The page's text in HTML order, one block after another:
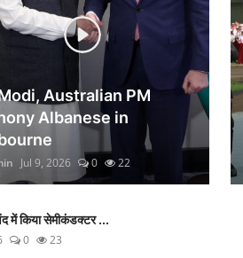
Australian PM
Albanese in
Jul 9, 2026 0 22
में किया सेमीकंडक्टर ...
0 23